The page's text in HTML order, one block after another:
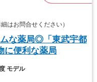
お問合せください）
ムな薬局◎「東武宇都
に便利な薬局
モデル